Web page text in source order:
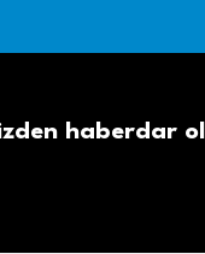
haberdar